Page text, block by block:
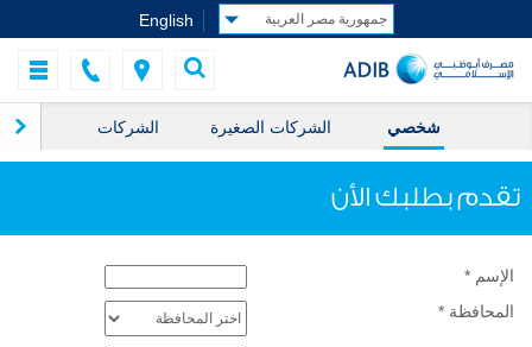
English
الشركات الشركات الصغيرة شخصي
تقدم بطلبك الأن
الإسم *
المحافظة *